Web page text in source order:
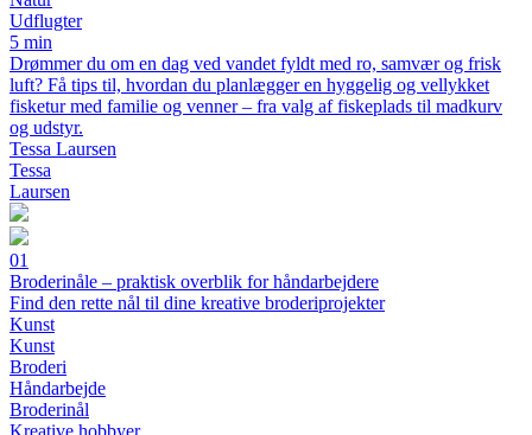
Udflugter
5 min
Drømmer du om en dag ved vandet fyldt med ro, samvær og frisk
luft? Få tips til, hvordan du planlægger en hyggelig og vellykket
fisketur med familie og venner – fra valg af fiskeplads til madkurv
og udstyr.
Tessa Laursen
Tessa
Laursen
01
Broderinåle – praktisk overblik for håndarbejdere
Find den rette nål til dine kreative broderiprojekter
Kunst
Kunst
Broderi
Håndarbejde
Broderinål
Kreative hobbyer